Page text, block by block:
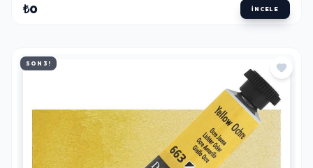
₺0 İNCELE
SON 3!